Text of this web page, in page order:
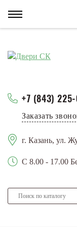
+7 (843)
Заказать
г. Казань, ул.
С 8.00 - 17.00